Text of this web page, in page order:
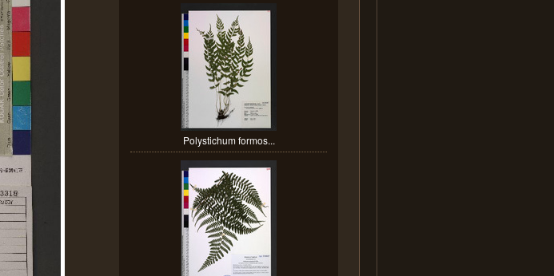
Polystichum formos...